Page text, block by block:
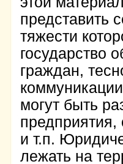
представить
тяжести
государство
граждан,
могут быть
и т.п.
лежать на